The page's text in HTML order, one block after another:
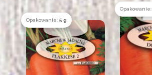
Opakowanie:5 g
Opakowanie: